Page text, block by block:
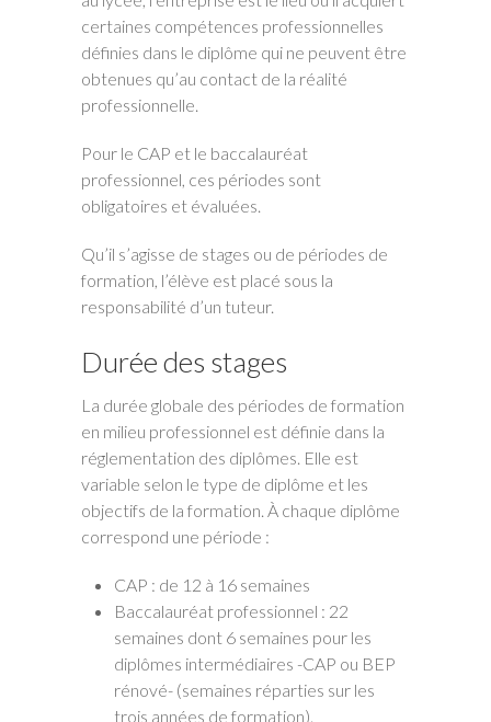
certaines compétences professionnelles
définies dans le diplôme qui ne peuvent être
obtenues qu’au contact de la réalité
professionnelle.
Pour le CAP et le baccalauréat
professionnel, ces périodes sont
obligatoires et évaluées.
Qu’il s’agisse de stages ou de périodes de
formation, l’élève est placé sous la
responsabilité d’un tuteur.
Durée des stages
La durée globale des périodes de formation
en milieu professionnel est définie dans la
réglementation des diplômes. Elle est
variable selon le type de diplôme et les
objectifs de la formation. À chaque diplôme
correspond une période :
CAP : de 12 à 16 semaines
Baccalauréat professionnel : 22
semaines dont 6 semaines pour les
diplômes intermédiaires -CAP ou BEP
rénové- (semaines réparties sur les
trois années de formation).